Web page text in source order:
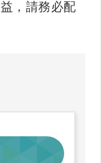
，請務必配